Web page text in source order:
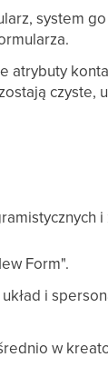
system
atrybuty
czyste,
Form".
i
w